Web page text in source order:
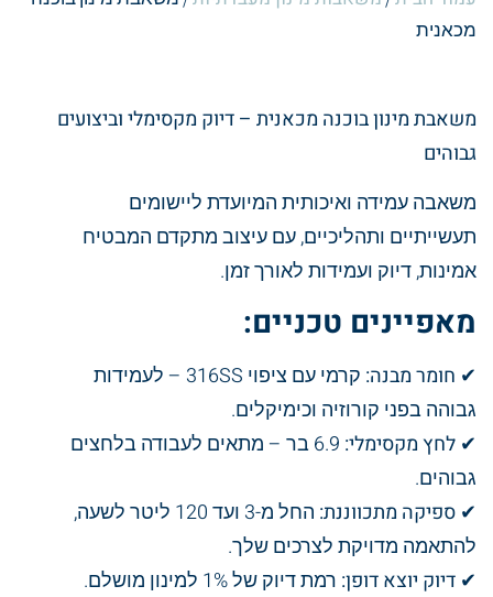
מכאנית
משאבת מינון בוכנה מכאנית – דיוק מקסימלי וביצועים
גבוהים
משאבה עמידה ואיכותית המיועדת ליישומים
תעשייתיים ותהליכיים, עם עיצוב מתקדם המבטיח
אמינות, דיוק ועמידות לאורך זמן.
מאפיינים טכניים:
✔ חומר מבנה:
קרמי עם ציפוי 316SS – לעמידות
גבוהה בפני קורוזיה וכימיקלים.
✔ לחץ מקסימלי:
6.9 בר – מתאים לעבודה בלחצים
גבוהים.
✔ ספיקה מתכווננת:
החל מ-3 ועד 120 ליטר לשעה,
להתאמה מדויקת לצרכים שלך.
✔ דיוק יוצא דופן: רמת דיוק של 1% למינון מושלם.